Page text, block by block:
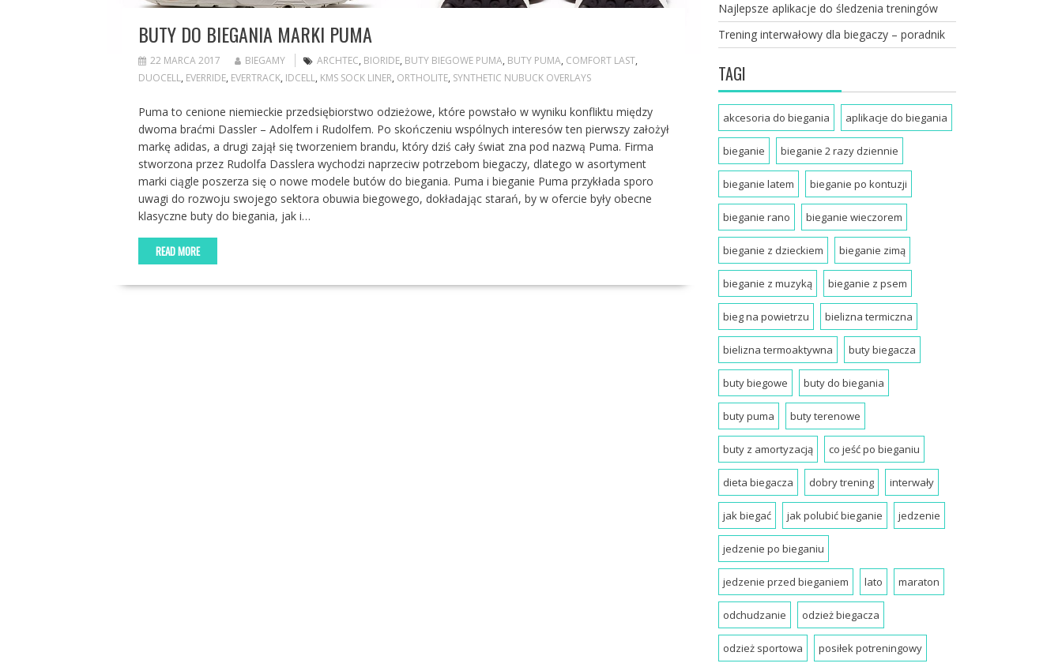
BUTY DO BIEGANIA MARKI PUMA
22 MARCA 2017 BIEGAMY ARCHTEC, BIORIDE, BUTY BIEGOWE PUMA, BUTY PUMA, COMFORT LAST,
DUOCELL, EVERRIDE, EVERTRACK, IDCELL, KMS SOCK LINER, ORTHOLITE, SYNTHETIC NUBUCK OVERLAYS
Puma to cenione niemieckie przedsiębiorstwo odzieżowe, które powstało w wyniku konfliktu między
dwoma braćmi Dassler – Adolfem i Rudolfem. Po skończeniu wspólnych interesów ten pierwszy założył
markę adidas, a drugi zajął się tworzeniem brandu, który dziś cały świat zna pod nazwą Puma. Firma
stworzona przez Rudolfa Dasslera wychodzi naprzeciw potrzebom biegaczy, dlatego w asortyment
marki ciągle poszerza się o nowe modele butów do biegania. Puma i bieganie Puma przykłada sporo
uwagi do rozwoju swojego sektora obuwia biegowego, dokładając starań, by w ofercie były obecne
klasyczne buty do biegania, jak i…
READ MORE
Najlepsze aplikacje do śledzenia treningów
Trening interwałowy dla biegaczy – poradnik
TAGI
akcesoria do biegania aplikacje do biegania
bieganie bieganie 2 razy dziennie
bieganie latem bieganie po kontuzji
bieganie rano bieganie wieczorem
bieganie z dzieckiem bieganie zimą
bieganie z muzyką bieganie z psem
bieg na powietrzu bielizna termiczna
bielizna termoaktywna buty biegacza
buty biegowe buty do biegania
buty puma buty terenowe
buty z amortyzacją co jeść po bieganiu
dieta biegacza dobry trening interwały
jak biegać jak polubić bieganie jedzenie
jedzenie po bieganiu
jedzenie przed bieganiem lato maraton
odchudzanie odzież biegacza
odzież sportowa posiłek potreningowy